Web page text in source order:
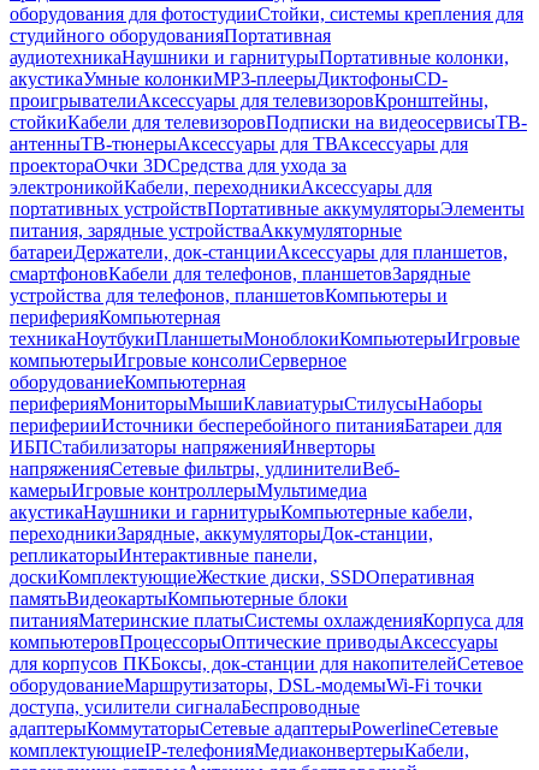
оборудования для фотостудииСтойки, системы крепления для
студийного оборудованияПортативная
аудиотехникаНаушники и гарнитурыПортативные колонки,
акустикаУмные колонкиMP3-плеерыДиктофоныCD-
проигрывателиАксессуары для телевизоровКронштейны,
стойкиКабели для телевизоровПодписки на видеосервисыТВ-
антенныТВ-тюнерыАксессуары для ТВАксессуары для
проектораОчки 3DСредства для ухода за
электроникойКабели, переходникиАксессуары для
портативных устройствПортативные аккумуляторыЭлементы
питания, зарядные устройстваАккумуляторные
батареиДержатели, док-станцииАксессуары для планшетов,
смартфоновКабели для телефонов, планшетовЗарядные
устройства для телефонов, планшетовКомпьютеры и
периферияКомпьютерная
техникаНоутбукиПланшетыМоноблокиКомпьютерыИгровые
компьютерыИгровые консолиСерверное
оборудованиеКомпьютерная
периферияМониторыМышиКлавиатурыСтилусыНаборы
периферииИсточники бесперебойного питанияБатареи для
ИБПСтабилизаторы напряженияИнверторы
напряженияСетевые фильтры, удлинителиВеб-
камерыИгровые контроллерыМультимедиа
акустикаНаушники и гарнитурыКомпьютерные кабели,
переходникиЗарядные, аккумуляторыДок-станции,
репликаторыИнтерактивные панели,
доскиКомплектующиеЖесткие диски, SSDОперативная
памятьВидеокартыКомпьютерные блоки
питанияМатеринские платыСистемы охлажденияКорпуса для
компьютеровПроцессорыОптические приводыАксессуары
для корпусов ПКБоксы, док-станции для накопителейСетевое
оборудованиеМаршрутизаторы, DSL-модемыWi-Fi точки
доступа, усилители сигналаБеспроводные
адаптерыКоммутаторыСетевые адаптерыPowerlineСетевые
комплектующиеIP-телефонияМедиаконвертерыКабели,